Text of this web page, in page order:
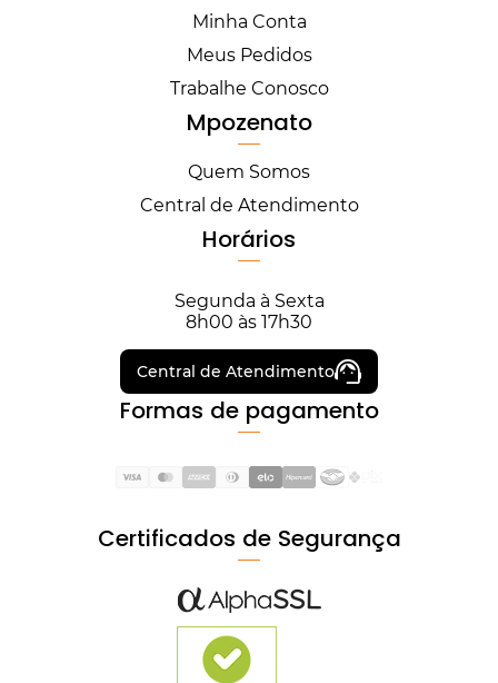
Minha Conta
Meus Pedidos
Trabalhe Conosco
Mpozenato
Quem Somos
Central de Atendimento
Horários
Segunda à Sexta
8h00 às 17h30
Central de Atendimento
Formas de pagamento
Certificados de Segurança